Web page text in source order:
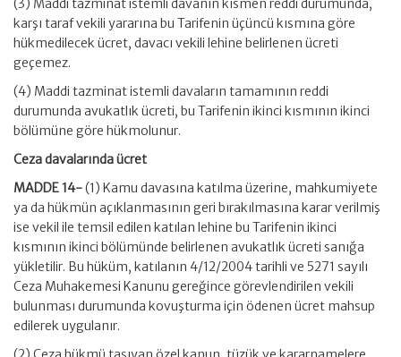
(3) Maddi tazminat istemli davanın kısmen reddi durumunda,
karşı taraf vekili yararına bu Tarifenin üçüncü kısmına göre
hükmedilecek ücret, davacı vekili lehine belirlenen ücreti
geçemez.
(4) Maddi tazminat istemli davaların tamamının reddi
durumunda avukatlık ücreti, bu Tarifenin ikinci kısmının ikinci
bölümüne göre hükmolunur.
Ceza davalarında ücret
MADDE 14-(1) Kamu davasına katılma üzerine, mahkumiyete
ya da hükmün açıklanmasının geri bırakılmasına karar verilmiş
ise vekil ile temsil edilen katılan lehine bu Tarifenin ikinci
kısmının ikinci bölümünde belirlenen avukatlık ücreti sanığa
yükletilir. Bu hüküm, katılanın 4/12/2004 tarihli ve 5271 sayılı
Ceza Muhakemesi Kanunu gereğince görevlendirilen vekili
bulunması durumunda kovuşturma için ödenen ücret mahsup
edilerek uygulanır.